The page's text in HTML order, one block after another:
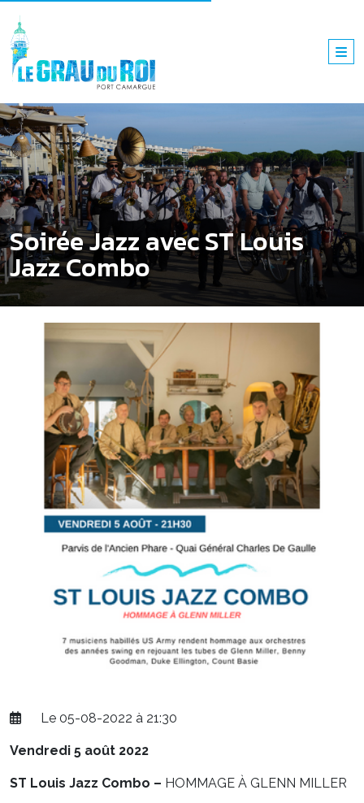
Soirée Jazz avec ST Louis
Jazz Combo
Le 05-08-2022 à 21:30
Vendredi 5 août 2022
ST Louis Jazz Combo – HOMMAGE À GLENN MILLER